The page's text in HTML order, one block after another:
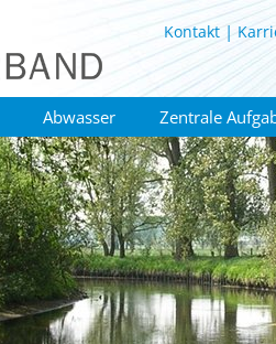
Kontakt
Abwasser Zentrale